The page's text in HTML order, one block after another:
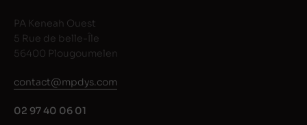
PA Keneah Ouest
5 Rue de belle-Île
56400 Plougoumelen
contact@mpdys.com
02 97 40 06 01